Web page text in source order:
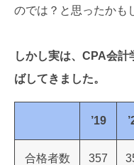
のでは？と思ったかも
しかし実は、CPA会
ばしてきました。
’19
合格者数 357